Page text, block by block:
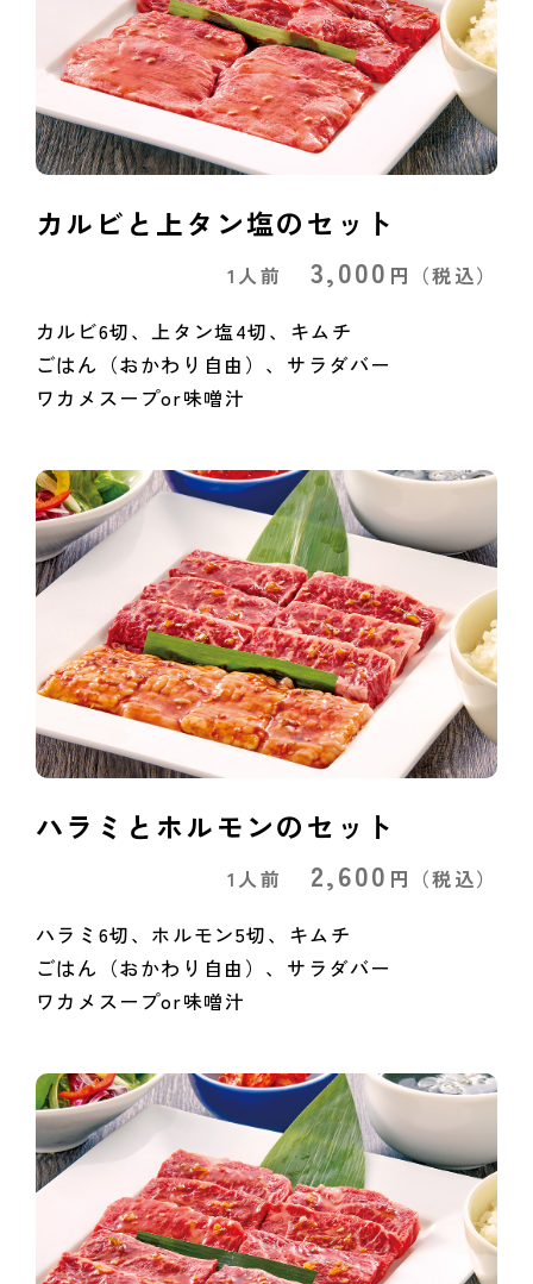
カルビと上タン塩のセット
1人前 3,000 円 （税込）
カルビ6切、上タン塩4切、キムチ
ごはん（おかわり自由）、サラダバー
ワカメスープor味噌汁
ハラミとホルモンのセット
1人前 2,600 円 （税込）
ハラミ6切、ホルモン5切、キムチ
ごはん（おかわり自由）、サラダバー
ワカメスープor味噌汁